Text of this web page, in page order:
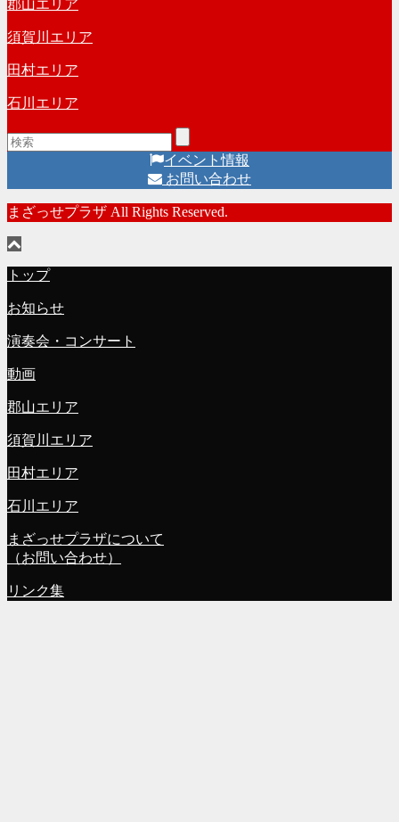
郡山エリア
須賀川エリア
田村エリア
石川エリア
イベント情報
お問い合わせ
まざっせプラザ All Rights Reserved.
トップ
お知らせ
演奏会・コンサート
動画
郡山エリア
須賀川エリア
田村エリア
石川エリア
まざっせプラザについて
（お問い合わせ）
リンク集